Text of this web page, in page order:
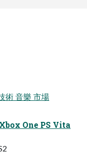
術 音樂 市場
One PS Vita